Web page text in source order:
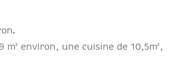
environ, une cuisine de 10,5m²,